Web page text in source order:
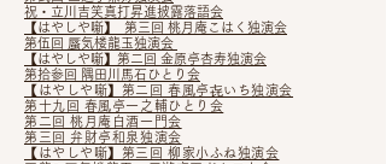
祝・立川吉笑真打昇進披露落語会
【はやしや噺】 第三回 桃月庵こはく独演会
第伍回 蜃気楼龍玉独演会
【はやしや噺】第二回 金原亭杏寿独演会
第拾参回 隅田川馬石ひとり会
【はやしや噺】第二回 春風亭㐂いち独演会
第十九回 春風亭一之輔ひとり会
第二回 桃月庵白酒一門会
第三回 弁財亭和泉独演会
【はやしや噺】第三回 柳家小ふね独演会